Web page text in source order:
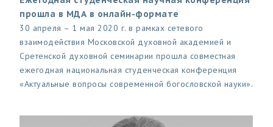
прошла в МДА в онлайн-формате
30 апреля – 1 мая 2020 г. в рамках сетевого
взаимодействия Московской духовной академией и
Сретенской духовной семинарии прошла совместная
ежегодная национальная студенческая конференция
«Актуальные вопросы современной богословской науки».